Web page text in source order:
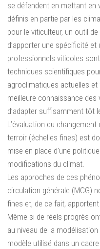
se défendent en mettant en
définis en partie par les
pour le viticulteur, un outil
d’apporter une spécificité et
professionnels viticoles
techniques scientifiques
agroclimatiques actuelles
meilleure connaissance
d’adapter suffisamment tôt
L’évaluation du
terroir (échelles fines) est
mise en place d’une
modifications du climat.
Les approches de ces
circulation générale (MCG)
fines et, de ce fait,
Même si de réels progrès
au niveau de la
modèle utilisé dans un